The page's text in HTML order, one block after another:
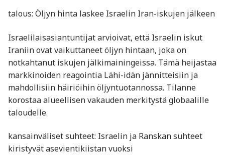
talous: Öljyn hinta laskee Israelin Iran-iskujen jälkeen
Israelilaisasiantuntijat arvioivat, että Israelin iskut
Iraniin ovat vaikuttaneet öljyn hintaan, joka on
notkahtanut iskujen jälkimainingeissa. Tämä heijastaa
markkinoiden reagointia Lähi-idän jännitteisiin ja
mahdollisiin häiriöihin öljyntuotannossa. Tilanne
korostaa alueellisen vakauden merkitystä globaalille
taloudelle.
kansainväliset suhteet: Israelin ja Ranskan suhteet
kiristyvät asevientikiistan vuoksi